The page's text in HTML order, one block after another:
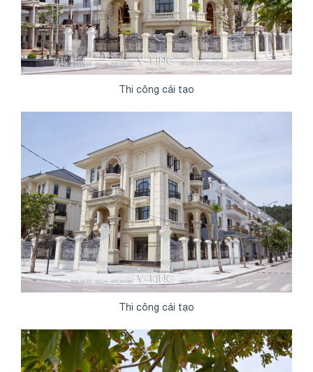
Thi công cải tạo
Thi công cải tạo